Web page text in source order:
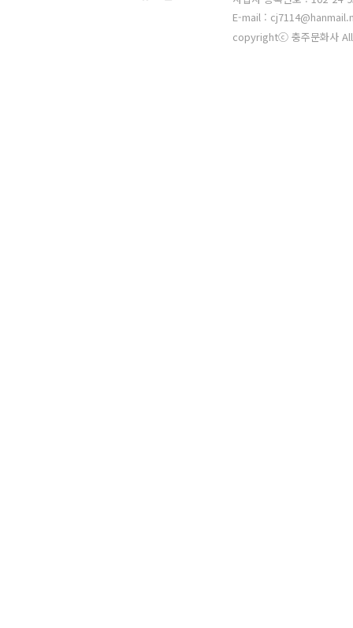
E-mail :
copyrightⓒ 충주문화사